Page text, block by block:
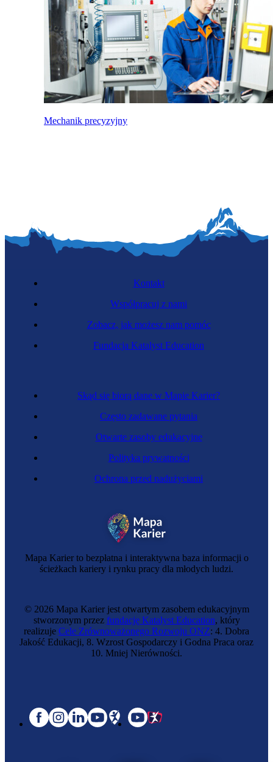
Mechanik precyzyjny
Mapa Karier to bezpłatna i interaktywna baza informacji o
ścieżkach kariery i rynku pracy dla młodych ludzi.
Skąd się biorą dane w Mapie Karier?
Często zadawane pytania
Otwarte zasoby edukacyjne
Polityka prywatności
Ochrona przed nadużyciami
Kontakt
Współpracuj z nami
Zobacz, jak możesz nam pomóc
Fundacja Katalyst Education
© 2026 Mapa Karier jest otwartym zasobem edukacyjnym
stworzonym przez fundację Katalyst Education, który
realizuje Cele Zrównoważonego Rozwoju ONZ: 4. Dobra
Jakość Edukacji, 8. Wzrost Gospodarczy i Godna Praca oraz
10. Mniej Nierówności.